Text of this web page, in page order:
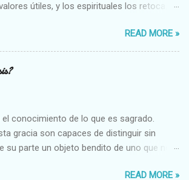
útiles, y los espirituales los retoca.
2 VITALES Sano-Enfermo Selecto-
Fuerte-Débil,etc. 3 ESPIRITUALES a)
Error Exacto-Aproximado
b) Morales Bueno-malo Bondadoso-
Escrupuloso-Relajado Leal-Desleal,etc.
4 RELIGIOSOS Santo-Pr...
READ MORE »
conocimiento de lo que es sagrado.
gracia son capaces de distinguir sin
su parte un objeto bendito de uno que no
READ MORE »